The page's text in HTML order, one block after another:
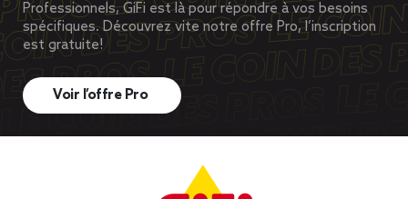
Professionnels, GiFi est là pour répondre à vos besoins
spécifiques. Découvrez vite notre offre Pro, l’inscription
est gratuite!
Voir l’offre Pro